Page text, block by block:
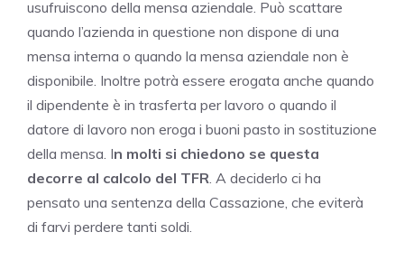
usufruiscono della mensa aziendale. Può scattare
quando l’azienda in questione non dispone di una
mensa interna o quando la mensa aziendale non è
disponibile. Inoltre potrà essere erogata anche quando
il dipendente è in trasferta per lavoro o quando il
datore di lavoro non eroga i buoni pasto in sostituzione
della mensa. In molti si chiedono se questa
decorre al calcolo del TFR . A deciderlo ci ha
pensato una sentenza della Cassazione, che eviterà
di farvi perdere tanti soldi.